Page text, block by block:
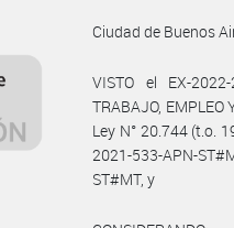
Ciudad de Buenos
VISTO el EX-
TRABAJO, EMPLEO
Ley N° 20.744 (t.o.
2021-533-APN-
ST#MT, y